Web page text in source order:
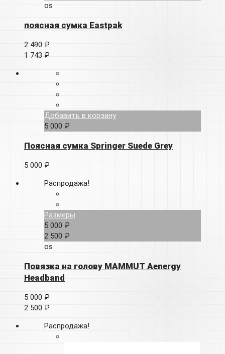
os
поясная сумка Eastpak
2 490 ₽
1 743 ₽
Добавить в корзину
5 000 ₽
Поясная сумка Springer Suede Grey
5 000 ₽
Распродажа!
Размеры
5 000 ₽
2 500 ₽
os
Повязка на голову MAMMUT Aenergy
Headband
5 000 ₽
2 500 ₽
Распродажа!